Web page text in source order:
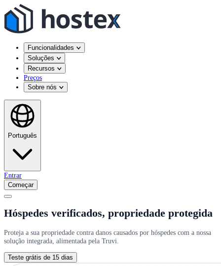
Funcionalidades
Soluções
Recursos
Preços
Sobre nós
Português
Entrar
Começar
Hóspedes verificados, propriedade protegida
Proteja a sua propriedade contra danos causados por hóspedes com a nossa
solução integrada, alimentada pela Truvi.
Teste grátis de 15 dias